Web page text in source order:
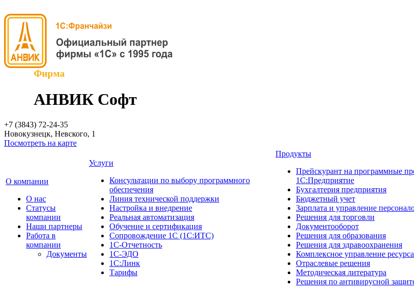
Фирма
АНВИК Софт
+7 (3843) 72-24-35
Новокузнецк, Невского, 1
Посмотреть на карте
О компании
О нас
Cтатусы
компании
Наши партнеры
Работа в
компании
Документы
Услуги
Консультации по выбору программного
обеспечения
Линия технической поддержки
Настройка и внедрение
Реальная автоматизация
Обучение и сертификация
Сопровождение 1С (1С:ИТС)
1С-Отчетность
1С-ЭДО
1С:Линк
Тарифы
Продукты
Прейскурант на программные
1С:Предприятие
Бухгалтерия предприятия
Бюджетный учет
Зарплата и управление
Решения для торговли
Документооборот
Решения для образования
Решения для здравоохранения
Комплексное управление
Отраслевые решения
Методическая литература
Решения по антивирусной